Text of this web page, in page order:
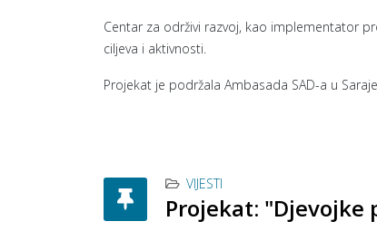
Centar za održivi razvoj, kao implementator
ciljeva i aktivnosti.
Projekat je podržala Ambasada SAD-a u
VIJESTI
Projekat: